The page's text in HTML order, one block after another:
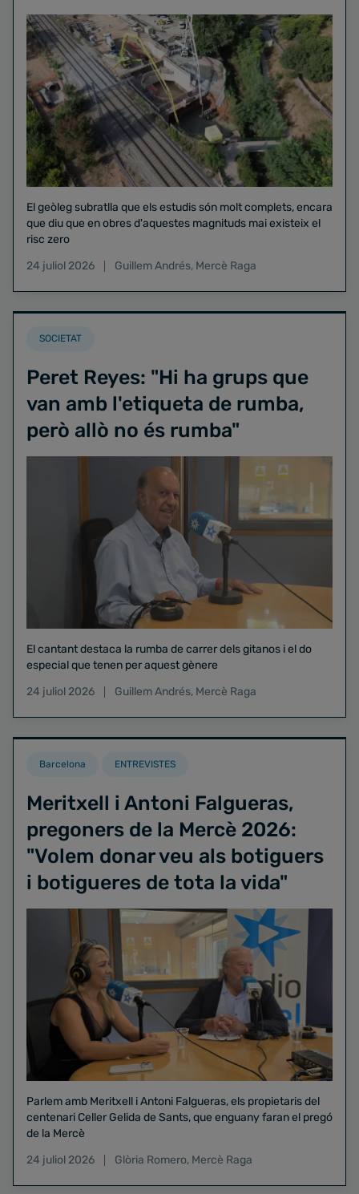
El geòleg subratlla que els estudis són molt complets, encara
que diu que en obres d'aquestes magnituds mai existeix el
risc zero
24 juliol 2026
Guillem Andrés, Mercè Raga
SOCIETAT
Peret Reyes: "Hi ha grups que
van amb l'etiqueta de rumba,
però allò no és rumba"
El cantant destaca la rumba de carrer dels gitanos i el do
especial que tenen per aquest gènere
24 juliol 2026
Guillem Andrés, Mercè Raga
Barcelona ENTREVISTES
Meritxell i Antoni Falgueras,
pregoners de la Mercè 2026:
"Volem donar veu als botiguers
i botigueres de tota la vida"
Parlem amb Meritxell i Antoni Falgueras, els propietaris del
centenari Celler Gelida de Sants, que enguany faran el pregó
de la Mercè
24 juliol 2026
Glòria Romero, Mercè Raga